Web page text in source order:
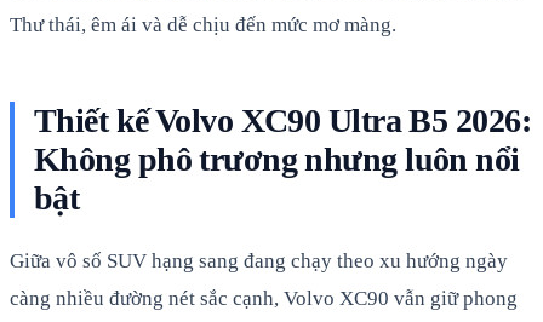
Thư thái, êm ái và dễ chịu đến mức mơ màng.
Thiết kế Volvo XC90 Ultra B5 2026:
Không phô trương nhưng luôn nổi
bật
Giữa vô số SUV hạng sang đang chạy theo xu hướng ngày
càng nhiều đường nét sắc cạnh, Volvo XC90 vẫn giữ phong